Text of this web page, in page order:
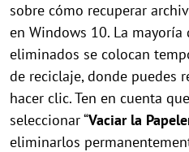
sobre cómo recuperar
en Windows 10. La mayoría
eliminados se colocan
de reciclaje, donde puedes
hacer clic. Ten en cuenta
seleccionar “Vaciar la
eliminarlos